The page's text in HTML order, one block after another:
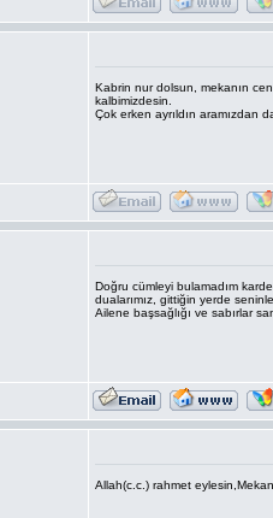
Kabrin nur dolsun, mekanın
kalbimizdesin.
Çok erken ayrıldın aramızdan
Doğru cümleyi bulamadım
dualarımız, gittiğin yerde
Ailene başsağlığı ve sabırlar
Allah(c.c.) rahmet